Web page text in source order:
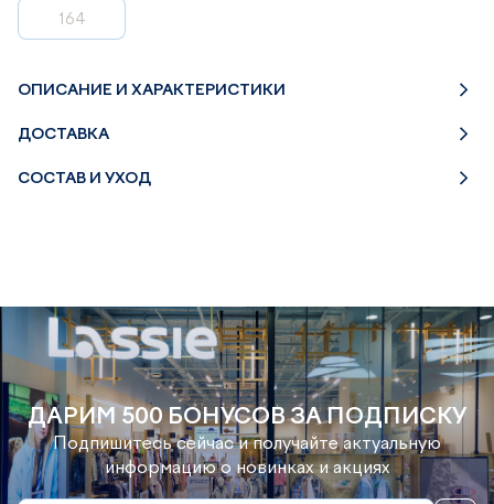
164
ОПИСАНИЕ И ХАРАКТЕРИСТИКИ
ДОСТАВКА
СОСТАВ И УХОД
ДАРИМ 500 БОНУСОВ ЗА ПОДПИСКУ
Подпишитесь сейчас и получайте актуальную
информацию о новинках и акциях